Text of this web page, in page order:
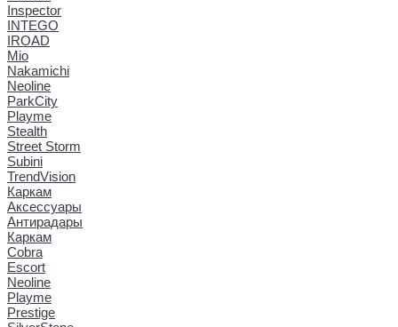
Inspector
INTEGO
IROAD
Mio
Nakamichi
Neoline
ParkCity
Playme
Stealth
Street Storm
Subini
TrendVision
Каркам
Аксессуары
Антирадары
Каркам
Cobra
Escort
Neoline
Playme
Prestige